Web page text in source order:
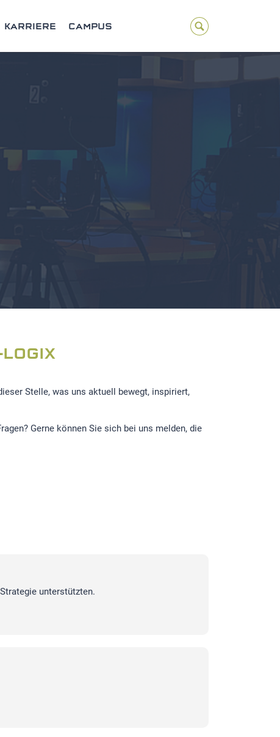
KARRIERE CAMPUS
Stelle, was uns aktuell bewegt, inspiriert,
Gerne können Sie sich bei uns melden, die
unterstützten.